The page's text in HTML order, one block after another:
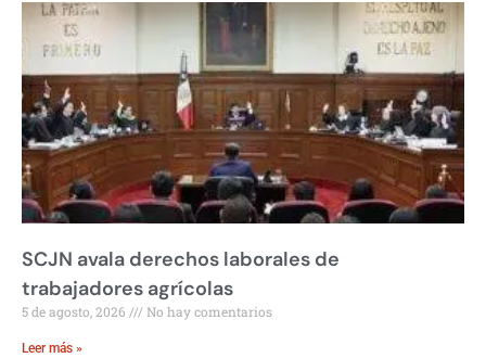
SCJN avala derechos laborales de
trabajadores agrícolas
5 de agosto, 2026 No hay comentarios
Leer más »